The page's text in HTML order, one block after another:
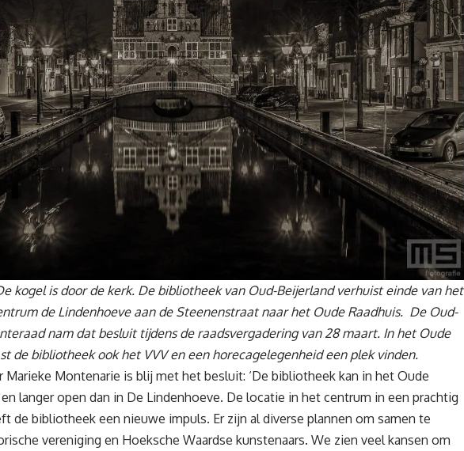
kogel is door de kerk. De bibliotheek van Oud-Beijerland verhuist einde van het
de Lindenhoeve aan de Steenenstraat naar het Oude Raadhuis. De Oud-
nam dat besluit tijdens de raadsvergadering van 28 maart. In het Oude
de bibliotheek ook het VVV en een horecagelegenheid een plek vinden.
Montenarie is blij met het besluit: ‘De bibliotheek kan in het Oude
langer open dan in De Lindenhoeve. De locatie in het centrum in een prachtig
de bibliotheek een nieuwe impuls. Er zijn al diverse plannen om samen te
vereniging en Hoeksche Waardse kunstenaars. We zien veel kansen om